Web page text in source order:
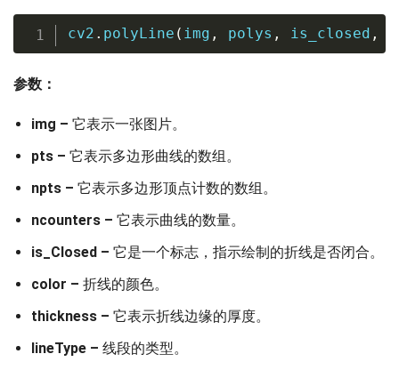
cv2 . polyLine ( img , polys , is_closed ,
参数：
img – 它表示一张图片。
pts – 它表示多边形曲线的数组。
npts – 它表示多边形顶点计数的数组。
ncounters – 它表示曲线的数量。
is_Closed – 它是一个标志，指示绘制的折线是否闭合。
color – 折线的颜色。
thickness – 它表示折线边缘的厚度。
lineType – 线段的类型。